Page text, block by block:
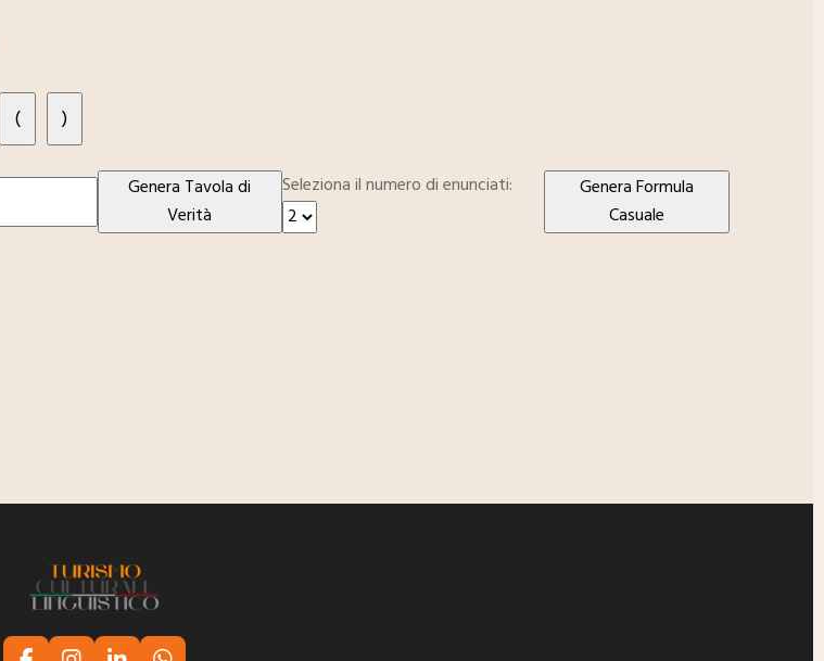
( )
Genera Tavola di
Verità
Seleziona il numero di enunciati:
Genera Formula
Casuale